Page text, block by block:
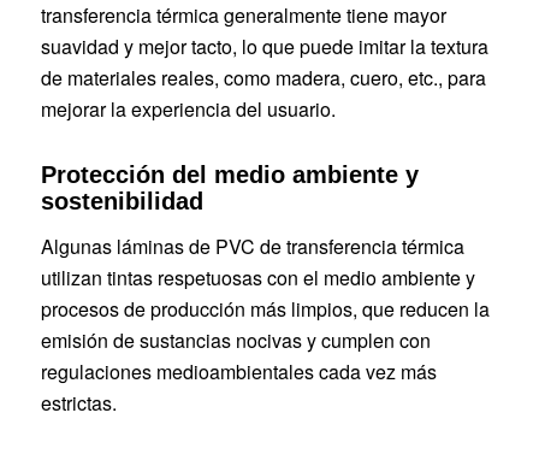
transferencia térmica generalmente tiene mayor
suavidad y mejor tacto, lo que puede imitar la textura
de materiales reales, como madera, cuero, etc., para
mejorar la experiencia del usuario.
Protección del medio ambiente y
sostenibilidad
Algunas láminas de PVC de transferencia térmica
utilizan tintas respetuosas con el medio ambiente y
procesos de producción más limpios, que reducen la
emisión de sustancias nocivas y cumplen con
regulaciones medioambientales cada vez más
estrictas.